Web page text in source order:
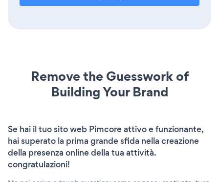
Remove the Guesswork of
Building Your Brand
Se hai il tuo sito web Pimcore attivo e funzionante,
hai superato la prima grande sfida nella creazione
della presenza online della tua attività.
congratulazioni!